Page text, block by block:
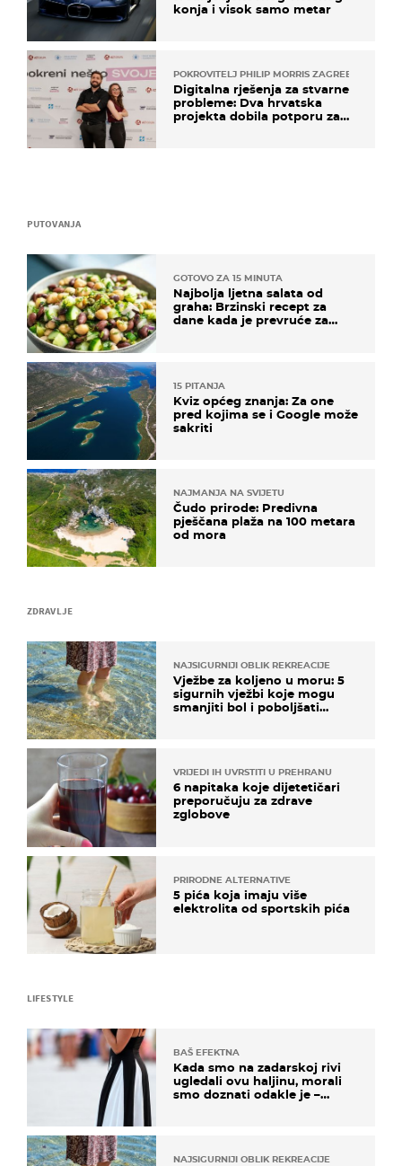
ZDRAVLJE
NAJSIGURNIJI OBLIK REKREACIJE
Vježbe za koljeno u moru: 5
sigurnih vježbi koje mogu
smanjiti bol i poboljšati
VRIJEDI IH UVRSTITI U PREHRANU
6 napitaka koje dijetetičari
preporučuju za zdrave
zglobove
PRIRODNE ALTERNATIVE
5 pića koja imaju više
elektrolita od sportskih pića
PUTOVANJA
GOTOVO ZA 15 MINUTA
Najbolja ljetna salata od
graha: Brzinski recept za
dane kada je prevruće za
15 PITANJA
Kviz općeg znanja: Za one
pred kojima se i Google može
sakriti
NAJMANJA NA SVIJETU
Čudo prirode: Predivna
pješčana plaža na 100 metara
od mora
konja i visok samo metar
POKROVITELJ PHILIP MORRIS ZAGREB
Digitalna rješenja za stvarne
probleme: Dva hrvatska
projekta dobila potporu za
LIFESTYLE
BAŠ EFEKTNA
Kada smo na zadarskoj rivi
ugledali ovu haljinu, morali
smo doznati odakle je –
NAJSIGURNIJI OBLIK REKREACIJE